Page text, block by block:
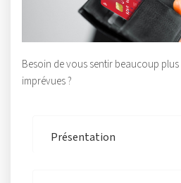
Besoin de vous sentir beaucoup plus
imprévues ?
Présentation